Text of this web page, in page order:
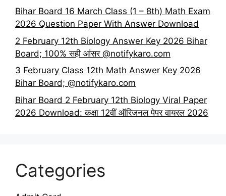
Bihar Board 16 March Class (1 – 8th) Math Exam
2026 Question Paper With Answer Download
2 February 12th Biology Answer Key 2026 Bihar
Board; 100% सही आंसर @notifykaro.com
3 February Class 12th Math Answer Key 2026
Bihar Board; @notifykaro.com
Bihar Board 2 February 12th Biology Viral Paper
2026 Download: कक्षा 12वीं ऑरिजनल पेपर वायरल 2026
Categories